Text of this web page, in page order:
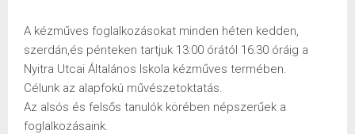
A kézműves foglalkozásokat minden héten kedden,
szerdán,és pénteken tartjuk 13:00 órától 16:30 óráig a
Nyitra Utcai Általános Iskola kézműves termében.
Célunk az alapfokú művészetoktatás.
Az alsós és felsős tanulók körében népszerűek a
foglalkozásaink.